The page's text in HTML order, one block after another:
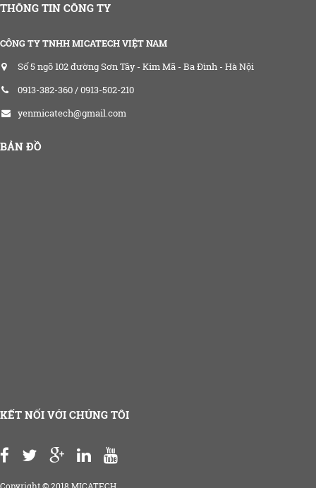
THÔNG TIN CÔNG TY
CÔNG TY TNHH MICATECH VIỆT NAM
Số 5 ngõ 102 đường Sơn Tây - Kim Mã - Ba Đình - Hà Nội
0913-382-360 / 0913-502-210
yenmicatech@gmail.com
BẢN ĐỒ
KẾT NỐI VỚI CHÚNG TÔI